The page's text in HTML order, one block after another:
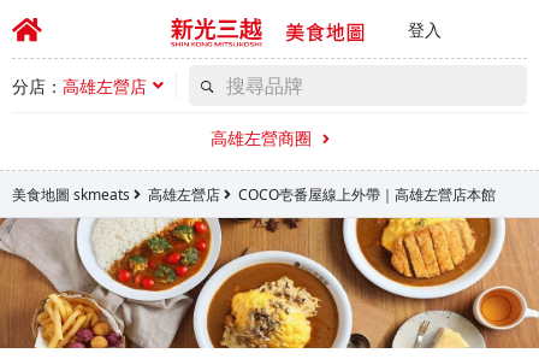
登入
分店： 高雄左營店
高雄左營商圈
美食地圖 skmeats 高雄左營店 COCO壱番屋線上外帶｜高雄左營店本館